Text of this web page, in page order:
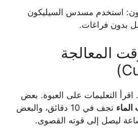
استخدم مسدس السيليكون
بدون فراغات.
4: وقت المعالجة
اقرأ التعليمات على العبوة. بعض
تجف في 10 دقائق، والبعض